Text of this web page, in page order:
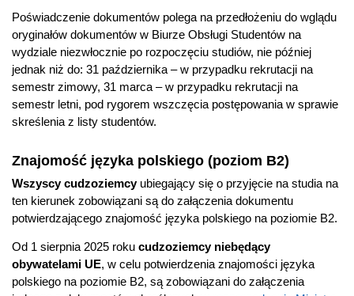
Poświadczenie dokumentów polega na przedłożeniu do wglądu
oryginałów dokumentów w Biurze Obsługi Studentów na
wydziale niezwłocznie po rozpoczęciu studiów, nie później
jednak niż do: 31 października – w przypadku rekrutacji na
semestr zimowy, 31 marca – w przypadku rekrutacji na
semestr letni, pod rygorem wszczęcia postępowania w sprawie
skreślenia z listy studentów.
Znajomość języka polskiego (poziom B2)
Wszyscy cudzoziemcy ubiegający się o przyjęcie na studia na
ten kierunek zobowiązani są do załączenia dokumentu
potwierdzającego znajomość języka polskiego na poziomie B2.
Od 1 sierpnia 2025 roku cudzoziemcy niebędący
obywatelami UE, w celu potwierdzenia znajomości języka
polskiego na poziomie B2, są zobowiązani do załączenia